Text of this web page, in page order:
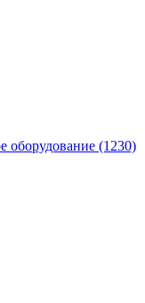
оборудование (1230)